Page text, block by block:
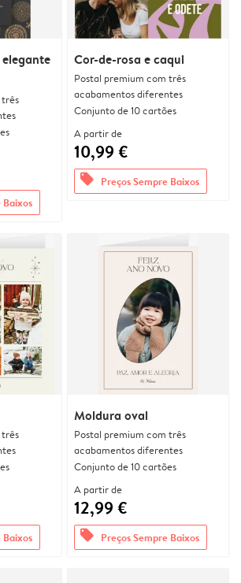
Baixos
Cor-de-rosa e caqui
Postal premium com três
acabamentos diferentes
Conjunto de 10 cartões
A partir de
10,99 €
offers Preços Sempre Baixos
Baixos
Moldura oval
Postal premium com três
acabamentos diferentes
Conjunto de 10 cartões
A partir de
12,99 €
offers Preços Sempre Baixos